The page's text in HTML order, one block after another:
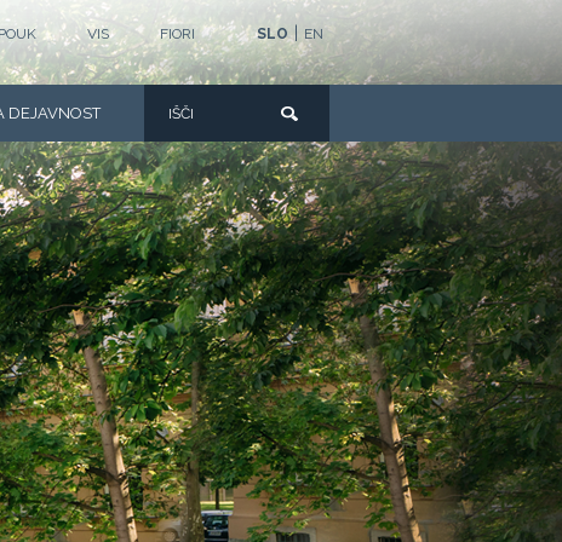
SLO EN
POUK VIS FIORI
DEJAVNOST